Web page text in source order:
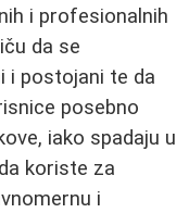
i profesionalnih
da se
i postojani te da
posebno
iako spadaju u
koriste za
i